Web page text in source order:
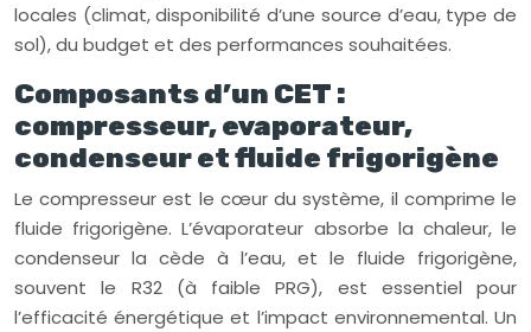
locales (climat, disponibilité d’une source d’eau, type de
sol), du budget et des performances souhaitées.
Composants d’un CET :
compresseur, evaporateur,
condenseur et fluide frigorigène
Le compresseur est le cœur du système, il comprime le
fluide frigorigène. L’évaporateur absorbe la chaleur, le
condenseur la cède à l’eau, et le fluide frigorigène,
souvent le R32 (à faible PRG), est essentiel pour
l’efficacité énergétique et l’impact environnemental. Un